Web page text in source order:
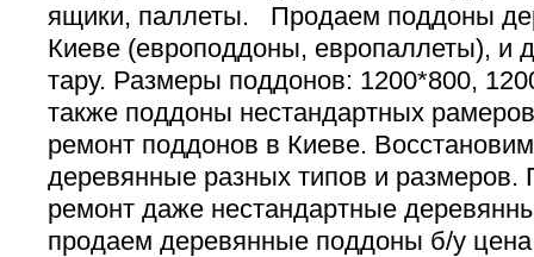
ящики, паллеты. Продаем поддоны
Киеве (европоддоны, европаллеты), и
тару. Размеры поддонов: 1200*800,
также поддоны нестандартных
ремонт поддонов в Киеве.
деревянные разных типов и
ремонт даже нестандартные
продаем деревянные поддоны б/у цена